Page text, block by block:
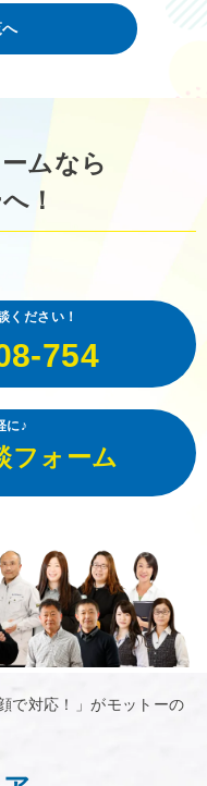
ムなら
！
ください！
754
に♪
フォーム
で対応！」がモットーの